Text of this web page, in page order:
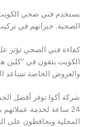
يستخدم فني صحي الكويت
الصحية. خبراتهم في
الكويت يثقون في “كلين
والعروض الخاصة تساعد
شركة أكوا توفر أفضل
24 ساعة لخدمة
المحلية ويحافظون على